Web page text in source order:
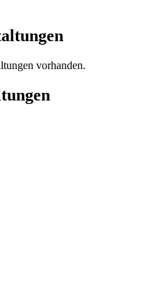
vorhanden.